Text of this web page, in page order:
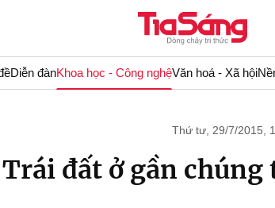
Diễn đànKhoa học - Công nghệVăn hoá - Xã hội
Thứ tư, 29/7/2015,
đất ở gần chúng